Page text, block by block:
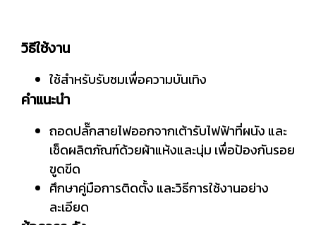
วิธีใช้งาน
ใช้สำหรับรับชมเพื่อความบันเทิง
คำแนะนำ
ถอดปลั๊กสายไฟออกจากเต้ารับไฟฟ้าที่ผนัง และ
เช็ดผลิตภัณฑ์ด้วยผ้าแห้งและนุ่ม เพื่อป้องกันรอย
ขูดขีด
ศึกษาคู่มือการติดตั้ง และวิธีการใช้งานอย่าง
ละเอียด